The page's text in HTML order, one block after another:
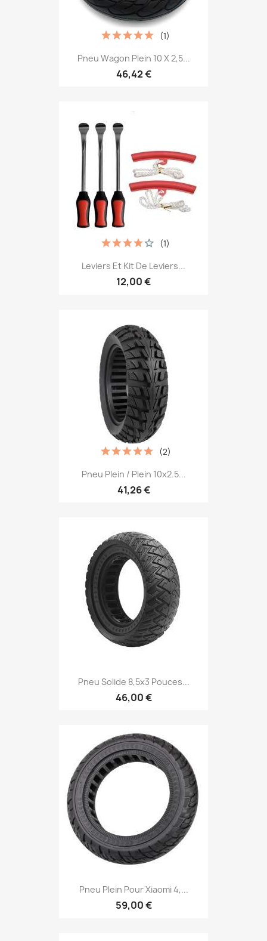
Pneu Wagon Plein 10 X 2,5...
46,42 €
(1)
Leviers Et Kit De Leviers...
12,00 €
(1)
Pneu Plein / Plein 10x2.5...
41,26 €
(2)
Pneu Solide 8,5x3 Pouces...
46,00 €
Pneu Plein Pour Xiaomi 4,...
59,00 €